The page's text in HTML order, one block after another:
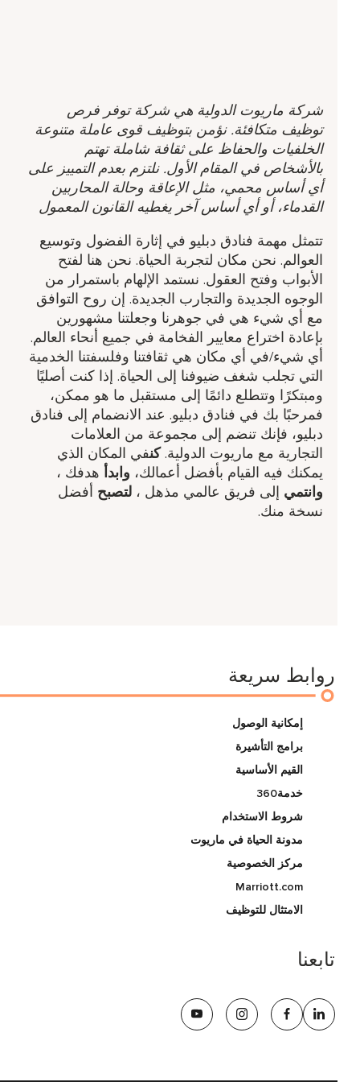
شركة ماريوت الدولية هي شركة توفر فرص
توظيف متكافئة. نؤمن بتوظيف قوى عاملة متنوعة
الخلفيات والحفاظ على ثقافة شاملة تهتم
بالأشخاص في المقام الأول. نلتزم بعدم التمييز على
أي أساس محمي، مثل الإعاقة وحالة المحاربين
القدماء، أو أي أساس آخر يغطيه القانون المعمول
تتمثل مهمة فنادق دبليو في إثارة الفضول وتوسيع
العوالم. نحن مكان لتجربة الحياة. نحن هنا لفتح
الأبواب وفتح العقول. نستمد الإلهام باستمرار من
الوجوه الجديدة والتجارب الجديدة. إن روح التوافق
مع أي شيء هي في جوهرنا وجعلتنا مشهورين
بإعادة اختراع معايير الفخامة في جميع أنحاء العالم.
أي شيء/في أي مكان هي ثقافتنا وفلسفتنا الخدمية
التي تجلب شغف ضيوفنا إلى الحياة. إذا كنت أصليًا
ومبتكرًا وتتطلع دائمًا إلى مستقبل ما هو ممكن،
فمرحبًا بك في فنادق دبليو. عند الانضمام إلى فنادق
دبليو، فإنك تنضم إلى مجموعة من العلامات
التجارية مع ماريوت الدولية.كنفي المكان الذي
يمكنك فيه القيام بأفضل أعمالك،وابدأهدفك ​،
وانتميإلى فريق عالمي مذهل ​،لتصبحأفضل
نسخة منك.
روابط سريعة
إمكانية الوصول
برامج التأشيرة
القيم الأساسية
خدمة360
شروط الاستخدام
مدونة الحياة في ماريوت
مركز الخصوصية
Marriott.com
الامتثال للتوظيف
تابعنا